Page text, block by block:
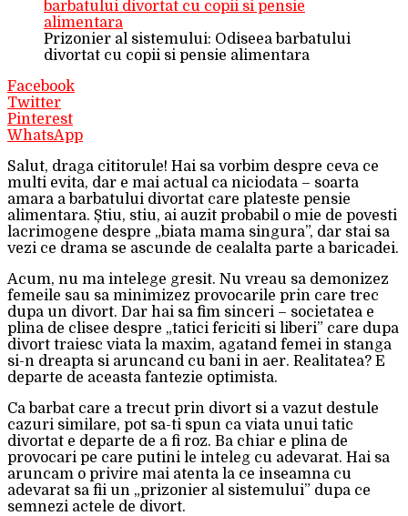
Prizonier al sistemului: Odiseea barbatului
divortat cu copii si pensie alimentara
Facebook
Twitter
Pinterest
WhatsApp
Salut, draga cititorule! Hai sa vorbim despre ceva ce
multi evita, dar e mai actual ca niciodata – soarta
amara a barbatului divortat care plateste pensie
alimentara. Știu, stiu, ai auzit probabil o mie de povesti
lacrimogene despre „biata mama singura”, dar stai sa
vezi ce drama se ascunde de cealalta parte a baricadei.
Acum, nu ma intelege gresit. Nu vreau sa demonizez
femeile sau sa minimizez provocarile prin care trec
dupa un divort. Dar hai sa fim sinceri – societatea e
plina de clisee despre „tatici fericiti si liberi” care dupa
divort traiesc viata la maxim, agatand femei in stanga
si-n dreapta si aruncand cu bani in aer. Realitatea? E
departe de aceasta fantezie optimista.
Ca barbat care a trecut prin divort si a vazut destule
cazuri similare, pot sa-ti spun ca viata unui tatic
divortat e departe de a fi roz. Ba chiar e plina de
provocari pe care putini le inteleg cu adevarat. Hai sa
aruncam o privire mai atenta la ce inseamna cu
adevarat sa fii un „prizonier al sistemului” dupa ce
semnezi actele de divort.